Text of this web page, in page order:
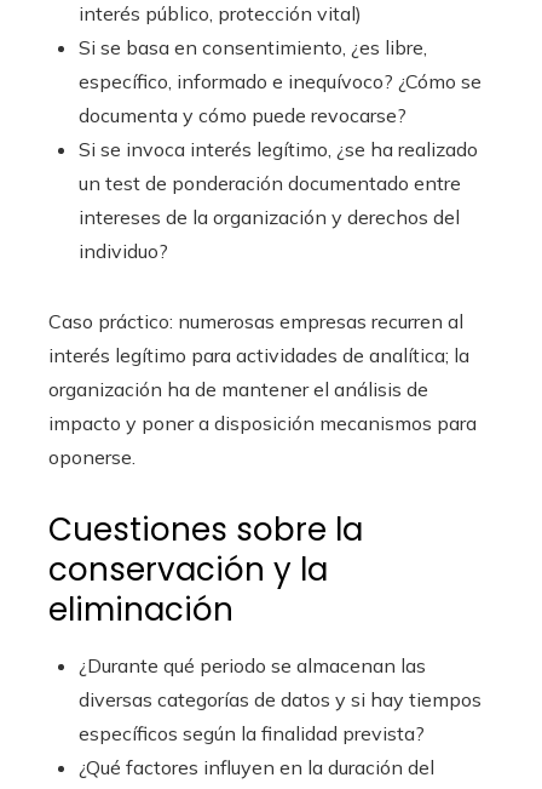
interés público, protección vital)
Si se basa en consentimiento, ¿es libre,
específico, informado e inequívoco? ¿Cómo se
documenta y cómo puede revocarse?
Si se invoca interés legítimo, ¿se ha realizado
un test de ponderación documentado entre
intereses de la organización y derechos del
individuo?
Caso práctico: numerosas empresas recurren al
interés legítimo para actividades de analítica; la
organización ha de mantener el análisis de
impacto y poner a disposición mecanismos para
oponerse.
Cuestiones sobre la
conservación y la
eliminación
¿Durante qué periodo se almacenan las
diversas categorías de datos y si hay tiempos
específicos según la finalidad prevista?
¿Qué factores influyen en la duración del